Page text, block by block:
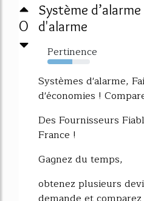
0
Système
d'alarme
Pertinence
58%
Systèmes d'alarme,
d'économies !
Des Fournisseurs
France !
Gagnez du temps,
obtenez plusieurs